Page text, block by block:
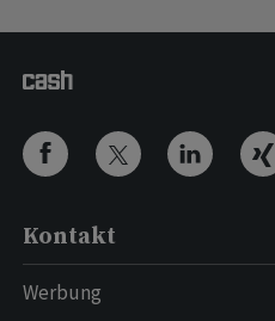
Kontakt
Werbung